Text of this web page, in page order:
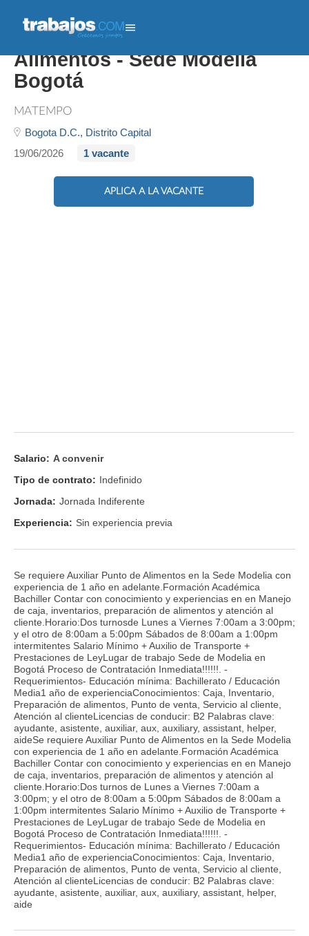
Auxiliar Punto De Venta De
Alimentos - Sede Modelia
Bogotá
MATEMPO
Bogota D.C., Distrito Capital
19/06/2026
1 vacante
APLICA A LA VACANTE
Salario: A convenir
Tipo de contrato: Indefinido
Jornada: Jornada Indiferente
Experiencia: Sin experiencia previa
Se requiere Auxiliar Punto de Alimentos en la Sede Modelia con
experiencia de 1 año en adelante.Formación Académica
Bachiller Contar con conocimiento y experiencias en en Manejo
de caja, inventarios, preparación de alimentos y atención al
cliente.Horario:Dos turnosde Lunes a Viernes 7:00am a 3:00pm;
y el otro de 8:00am a 5:00pm Sábados de 8:00am a 1:00pm
intermitentes Salario Mínimo + Auxilio de Transporte +
Prestaciones de LeyLugar de trabajo Sede de Modelia en
Bogotá Proceso de Contratación Inmediata!!!!!!. -
Requerimientos- Educación mínima: Bachillerato / Educación
Media1 año de experienciaConocimientos: Caja, Inventario,
Preparación de alimentos, Punto de venta, Servicio al cliente,
Atención al clienteLicencias de conducir: B2 Palabras clave:
ayudante, asistente, auxiliar, aux, auxiliary, assistant, helper,
aideSe requiere Auxiliar Punto de Alimentos en la Sede Modelia
con experiencia de 1 año en adelante.Formación Académica
Bachiller Contar con conocimiento y experiencias en en Manejo
de caja, inventarios, preparación de alimentos y atención al
cliente.Horario:Dos turnos de Lunes a Viernes 7:00am a
3:00pm; y el otro de 8:00am a 5:00pm Sábados de 8:00am a
1:00pm intermitentes Salario Mínimo + Auxilio de Transporte +
Prestaciones de LeyLugar de trabajo Sede de Modelia en
Bogotá Proceso de Contratación Inmediata!!!!!!. -
Requerimientos- Educación mínima: Bachillerato / Educación
Media1 año de experienciaConocimientos: Caja, Inventario,
Preparación de alimentos, Punto de venta, Servicio al cliente,
Atención al clienteLicencias de conducir: B2 Palabras clave:
ayudante, asistente, auxiliar, aux, auxiliary, assistant, helper,
aide